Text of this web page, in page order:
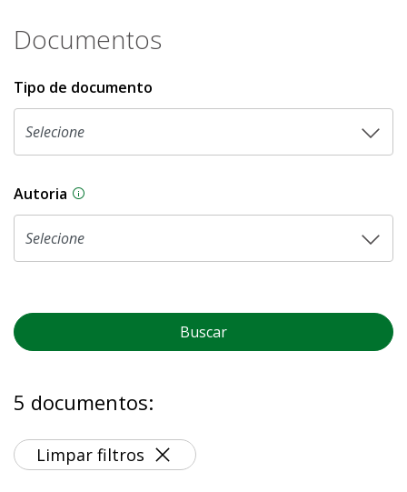
Documentos
Tipo de documento
Autoria As proposições legislativas na CLDF podem
Buscar
5 documentos:
Limpar filtros